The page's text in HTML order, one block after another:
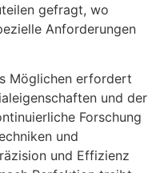
gefragt, wo
Anforderungen
Möglichen erfordert
und der
Forschung
und
und Effizienz